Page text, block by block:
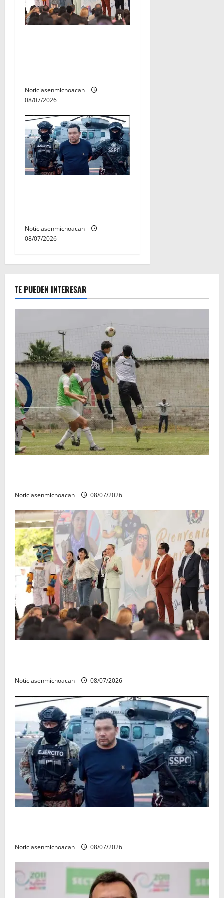
Noticiasenmichoacan
08/07/2026
Noticiasenmichoacan
08/07/2026
TE PUEDEN INTERESAR
Noticiasenmichoacan 08/07/2026
Noticiasenmichoacan 08/07/2026
Noticiasenmichoacan 08/07/2026